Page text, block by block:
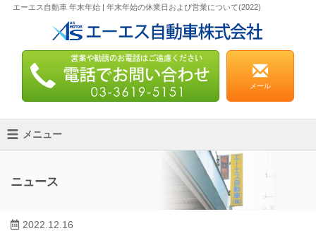
エーエス自動車 年末年始 | 年末年始の休業日および営業について(2022)
メール
Toggle
navigation
メニュー
ニュース
2022.12.16